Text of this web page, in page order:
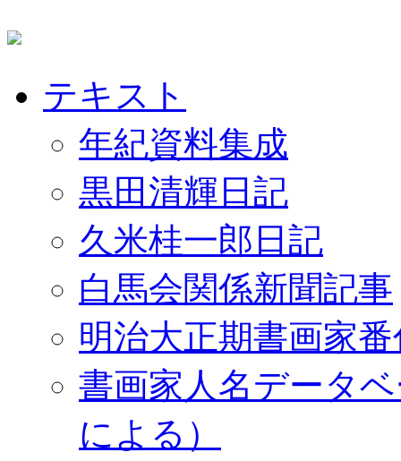
テキスト
年紀資料集成
黒田清輝日記
久米桂一郎日記
白馬会関係新聞記事
明治大正期書画家
書画家人名データ
による）